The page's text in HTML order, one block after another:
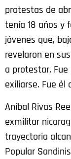
protestas de
tenía 18 años y
jóvenes que,
revelaron en
a protestar.
exiliarse. Fue él
Aníbal Rivas
exmilitar
trayectoria
Popular